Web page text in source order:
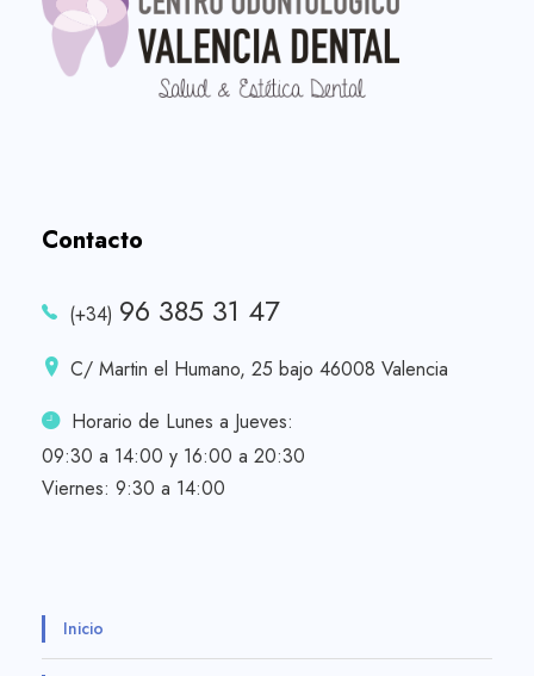
Contacto
(+34) 96 385 31 47
C/ Martin el Humano, 25 bajo 46008 Valencia
Horario de Lunes a Jueves:
09:30 a 14:00 y 16:00 a 20:30
Viernes: 9:30 a 14:00
Inicio